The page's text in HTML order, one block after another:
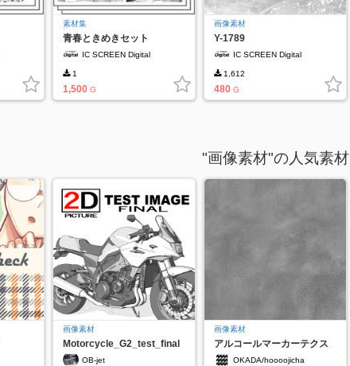
素材集
青春ときめきセット
IC SCREEN Digital
1
1,500 G
画像素材
Y-1789
IC SCREEN Digital
1,612
480 G
"画像素材"の人気素材
画像素材
Motorcycle_G2_test_final
OB-jet
画像素材
アルコールマーカーテクス
チャ OKADA/hoooojicha